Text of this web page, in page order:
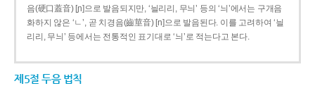
음(硬口蓋音) [ɲ]으로 발음되지만, ‘늴리리, 무늬’ 등의 ‘늬’에서는 구개음
화하지 않은 ‘ㄴ’, 곧 치경음(齒莖音) [n]으로 발음된다. 이를 고려하여 ‘늴
리리, 무늬’ 등에서는 전통적인 표기대로 ‘늬’로 적는다고 본다.
제5절 두음 법칙